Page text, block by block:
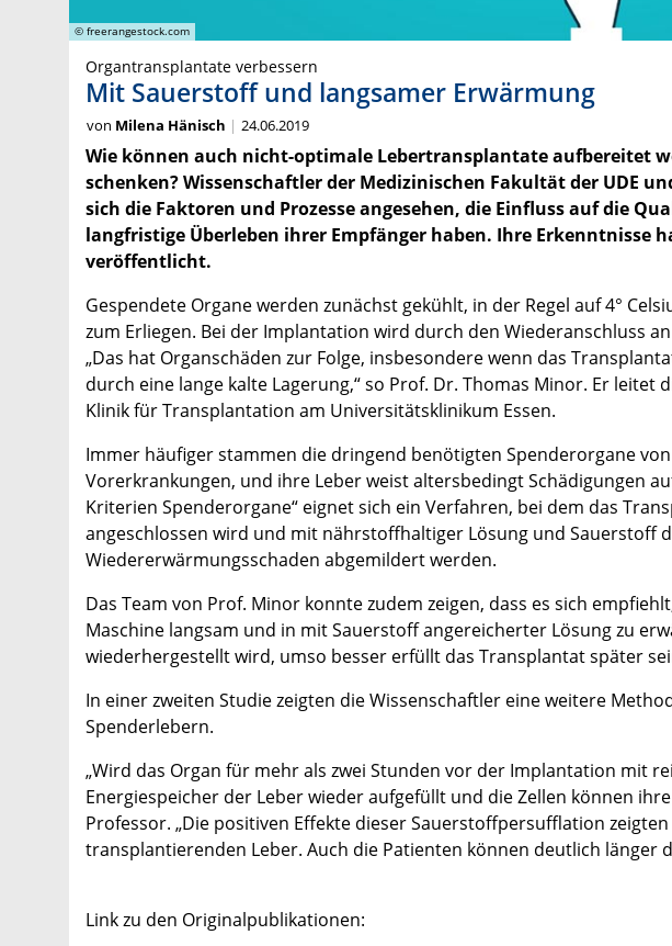
© freerangestock.com
Organtransplantate verbessern
Mit Sauerstoff und langsamer Erwärmung
von Milena Hänisch 24.06.2019
Wie können auch nicht-optimale Lebertransplantate aufbereitet
schenken? Wissenschaftler der Medizinischen Fakultät der UDE
sich die Faktoren und Prozesse angesehen, die Einfluss auf die
langfristige Überleben ihrer Empfänger haben. Ihre Erkenntnisse
veröffentlicht.
Gespendete Organe werden zunächst gekühlt, in der Regel auf 4°
zum Erliegen. Bei der Implantation wird durch den Wiederanschluss
„Das hat Organschäden zur Folge, insbesondere wenn das
durch eine lange kalte Lagerung,“ so Prof. Dr. Thomas Minor. Er
Klinik für Transplantation am Universitätsklinikum Essen.
Immer häufiger stammen die dringend benötigten Spenderorgane
Vorerkrankungen, und ihre Leber weist altersbedingt Schädigungen
Kriterien Spenderorgane“ eignet sich ein Verfahren, bei dem das
angeschlossen wird und mit nährstoffhaltiger Lösung und Sauerstoff
Wiedererwärmungsschaden abgemildert werden.
Das Team von Prof. Minor konnte zudem zeigen, dass es sich
Maschine langsam und in mit Sauerstoff angereicherter Lösung zu
wiederhergestellt wird, umso besser erfüllt das Transplantat später
In einer zweiten Studie zeigten die Wissenschaftler eine weitere
Spenderlebern.
„Wird das Organ für mehr als zwei Stunden vor der Implantation mit
Energiespeicher der Leber wieder aufgefüllt und die Zellen können
Professor. „Die positiven Effekte dieser Sauerstoffpersufflation
transplantierenden Leber. Auch die Patienten können deutlich länger
Link zu den Originalpublikationen: